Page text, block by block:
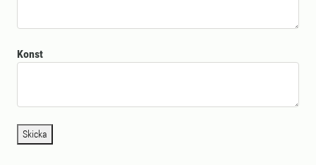
Konst
Skicka